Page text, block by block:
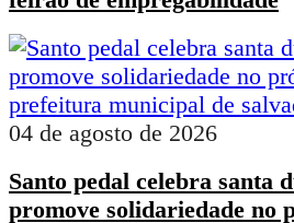
04 de agosto de 2026
Santo pedal celebra santa
promove solidariedade no